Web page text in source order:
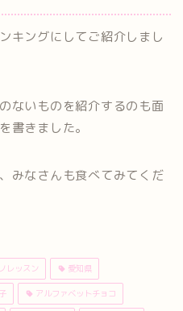
キングにしてご紹介しまし
ないものを紹介するのも面
書きました。
みなさんも食べてみてくだ
レッスン 愛知県
アルファベットチョコ